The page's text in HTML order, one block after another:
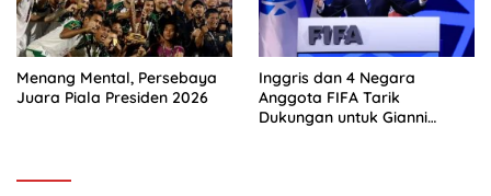
Menang Mental, Persebaya
Juara Piala Presiden 2026
Inggris dan 4 Negara
Anggota FIFA Tarik
Dukungan untuk Gianni